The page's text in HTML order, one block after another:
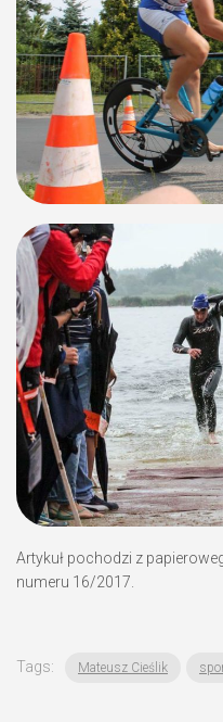
Artykuł pochodzi z
numeru 16/2017.
Tags: Mateusz Cieślik